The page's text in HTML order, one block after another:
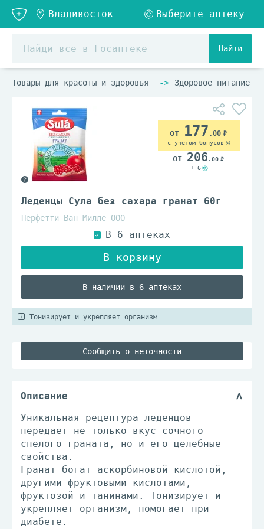
Найти
Товары для красоты и здоровья Здоровое питание
Леденцы Сула без сахара гранат 60г
Перфетти Ван Милле ООО
В наличии в 6 аптеках
177 .00
с учетом бонусов
206 .00
+ 6
Тонизирует и укрепляет организм
Сообщить о неточности
Описание
Уникальная рецептура леденцов
передает не только вкус сочного
спелого граната, но и его целебные
свойства.
Гранат богат аскорбиновой кислотой,
другими фруктовыми кислотами,
фруктозой и танинами. Тонизирует и
укрепляет организм, помогает при
диабете.